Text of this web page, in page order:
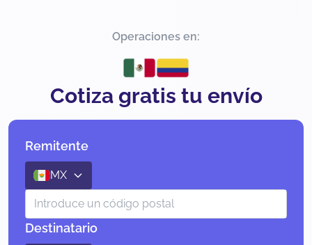
Operaciones en:
Cotiza gratis tu envío
Remitente
MX
Destinatario